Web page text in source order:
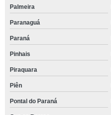
Palmeira
Paranaguá
Paraná
Pinhais
Piraquara
Piên
Pontal do Paraná